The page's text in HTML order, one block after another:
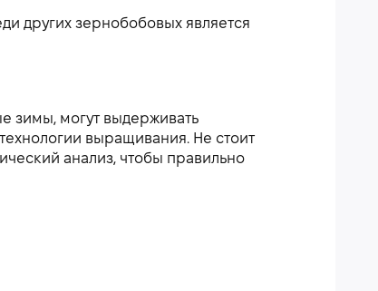
других зернобобовых является
зимы, могут выдерживать
выращивания. Не стоит
анализ, чтобы правильно